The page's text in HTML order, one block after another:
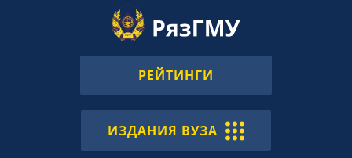
РЕЙТИНГИ
ИЗДАНИЯ ВУЗА